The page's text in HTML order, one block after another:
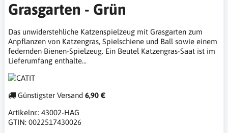
Grasgarten - Grün
Das unwiderstehliche Katzenspielzeug mit Grasgarten zum
Anpflanzen von Katzengras, Spielschiene und Ball sowie einem
federnden Bienen-Spielzeug. Ein Beutel Katzengras-Saat ist im
Lieferumfang enthalte...
Günstigster Versand 6,90 €
Artikelnr.: 43002-HAG
GTIN: 0022517430026